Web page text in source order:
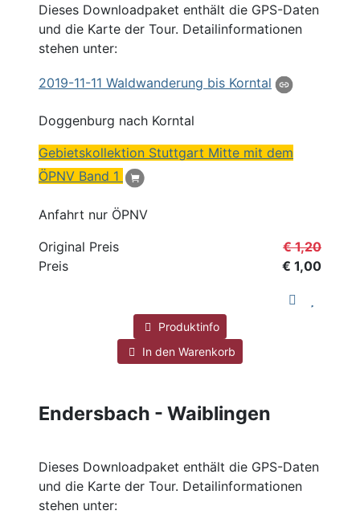
Dieses Downloadpaket enthält die GPS-Daten
und die Karte der Tour. Detailinformationen
stehen unter:
2019-11-11 Waldwanderung bis Korntal
Doggenburg nach Korntal
Gebietskollektion Stuttgart Mitte mit dem
ÖPNV Band 1
Anfahrt nur ÖPNV
Original Preis
€ 1,20
Preis
€ 1,00
Produktinfo
In den Warenkorb
Endersbach - Waiblingen
Dieses Downloadpaket enthält die GPS-Daten
und die Karte der Tour. Detailinformationen
stehen unter: